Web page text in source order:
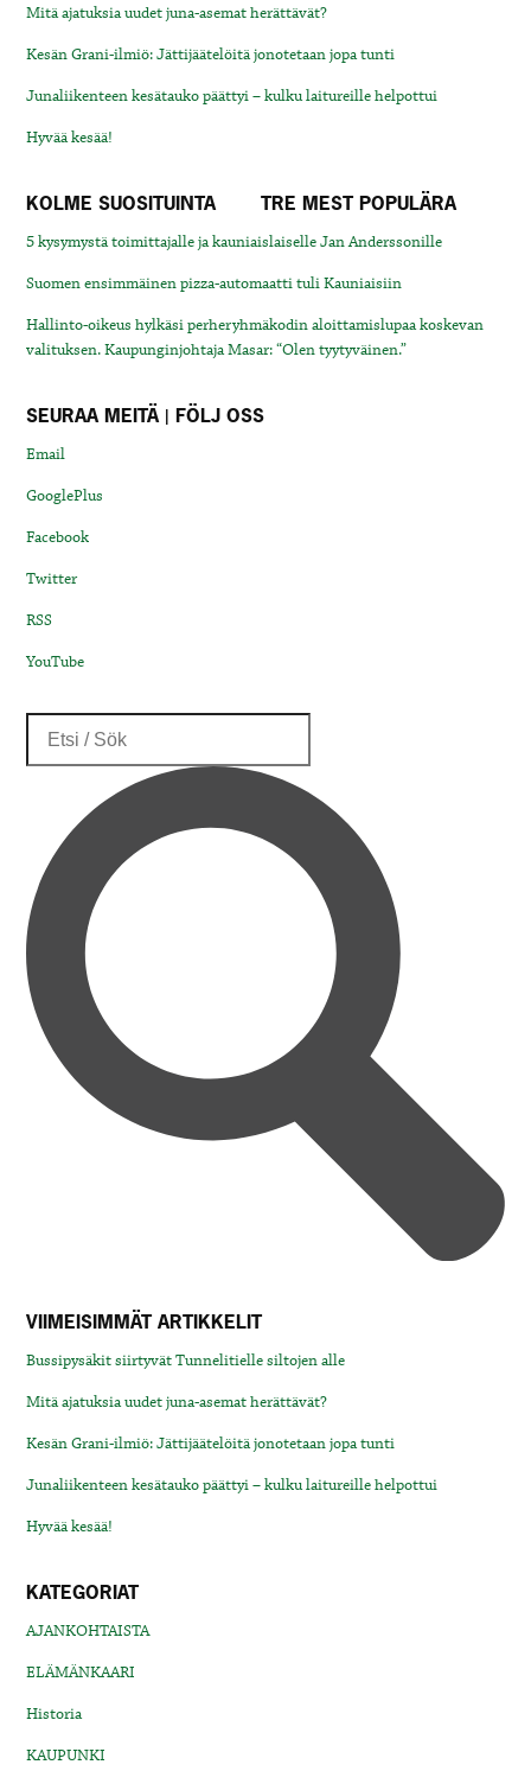
Mitä ajatuksia uudet juna-asemat herättävät?
Kesän Grani-ilmiö: Jättijäätelöitä jonotetaan jopa tunti
Junaliikenteen kesätauko päättyi – kulku laitureille helpottui
Hyvää kesää!
KOLME SUOSITUINTA TRE MEST POPULÄRA
5 kysymystä toimittajalle ja kauniaislaiselle Jan Anderssonille
Suomen ensimmäinen pizza-automaatti tuli Kauniaisiin
Hallinto-oikeus hylkäsi perheryhmäkodin aloittamislupaa koskevan
valituksen. Kaupunginjohtaja Masar: “Olen tyytyväinen.”
SEURAA MEITÄ | FÖLJ OSS
Email
GooglePlus
Facebook
Twitter
RSS
YouTube
VIIMEISIMMÄT ARTIKKELIT
Bussipysäkit siirtyvät Tunnelitielle siltojen alle
Mitä ajatuksia uudet juna-asemat herättävät?
Kesän Grani-ilmiö: Jättijäätelöitä jonotetaan jopa tunti
Junaliikenteen kesätauko päättyi – kulku laitureille helpottui
Hyvää kesää!
KATEGORIAT
AJANKOHTAISTA
ELÄMÄNKAARI
Historia
KAUPUNKI